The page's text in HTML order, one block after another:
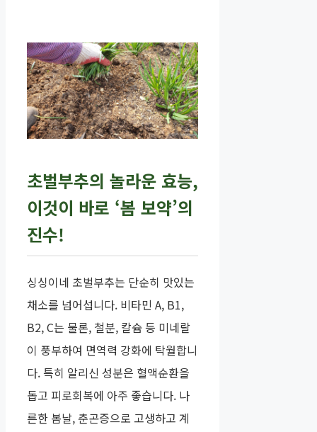
초벌부추의 놀라운 효능,
이것이 바로 ‘봄 보약’의
진수!
싱싱이네 초벌부추는 단순히 맛있는
채소를 넘어섭니다. 비타민 A, B1,
B2, C는 물론, 철분, 칼슘 등 미네랄
이 풍부하여 면역력 강화에 탁월합니
다. 특히 알리신 성분은 혈액순환을
돕고 피로회복에 아주 좋습니다. 나
른한 봄날, 춘곤증으로 고생하고 계